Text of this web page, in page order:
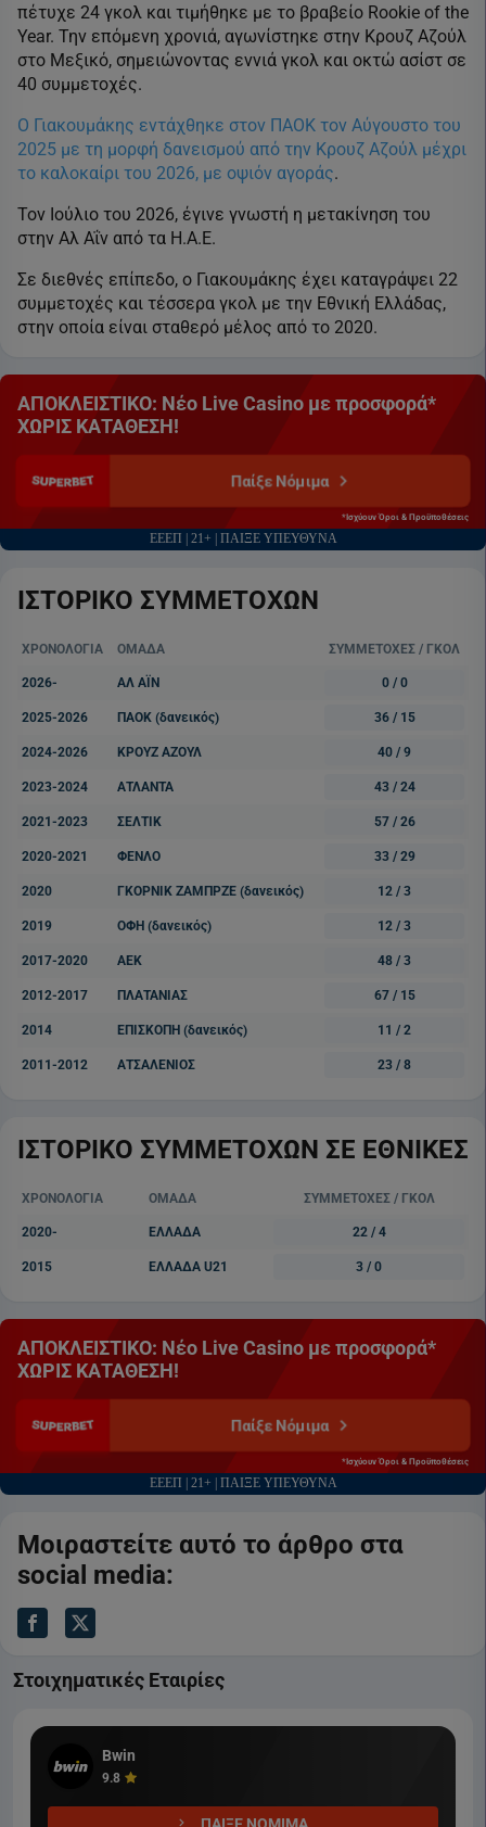
πέτυχε 24 γκολ και τιμήθηκε με το βραβείο Rookie of the
Year. Την επόμενη χρονιά, αγωνίστηκε στην Κρουζ Αζούλ
στο Μεξικό, σημειώνοντας εννιά γκολ και οκτώ ασίστ σε
40 συμμετοχές.
Ο Γιακουμάκης εντάχθηκε στον ΠΑΟΚ τον Αύγουστο του
2025 με τη μορφή δανεισμού από την Κρουζ Αζούλ μέχρι
το καλοκαίρι του 2026, με οψιόν αγοράς.
Τον Ιούλιο του 2026, έγινε γνωστή η μετακίνηση του
στην Αλ Αΐν από τα Η.Α.Ε.
Σε διεθνές επίπεδο, ο Γιακουμάκης έχει καταγράψει 22
συμμετοχές και τέσσερα γκολ με την Εθνική Ελλάδας,
στην οποία είναι σταθερό μέλος από το 2020.
ΑΠΟΚΛΕΙΣΤΙΚΟ: Νέο Live Casino με προσφορά*
ΧΩΡΙΣ ΚΑΤΑΘΕΣΗ!
Παίξε Νόμιμα
*Ισχύουν Όροι & Προϋποθέσεις
ΕΕΕΠ | 21+ | ΠΑΙΞΕ ΥΠΕΥΘΥΝΑ
ΙΣΤΟΡΙΚΟ ΣΥΜΜΕΤΟΧΩΝ
ΧΡΟΝΟΛΟΓΙΑ ΟΜΑΔΑ ΣΥΜΜΕΤΟΧΕΣ / ΓΚΟΛ
2026- ΑΛ ΑΪΝ 0 / 0
2025-2026 ΠΑΟΚ (δανεικός) 36 / 15
2024-2026 ΚΡΟΥΖ ΑΖΟΥΛ 40 / 9
2023-2024 ΑΤΛΑΝΤΑ 43 / 24
2021-2023 ΣΕΛΤΙΚ 57 / 26
2020-2021 ΦΕΝΛΟ 33 / 29
2020 ΓΚΟΡΝΙΚ ΖΑΜΠΡΖΕ (δανεικός) 12 / 3
2019 ΟΦΗ (δανεικός) 12 / 3
2017-2020 ΑΕΚ 48 / 3
2012-2017 ΠΛΑΤΑΝΙΑΣ 67 / 15
2014 ΕΠΙΣΚΟΠΗ (δανεικός) 11 / 2
2011-2012 ΑΤΣΑΛΕΝΙΟΣ 23 / 8
ΙΣΤΟΡΙΚΟ ΣΥΜΜΕΤΟΧΩΝ ΣΕ ΕΘΝΙΚΕΣ
ΧΡΟΝΟΛΟΓΙΑ ΟΜΑΔΑ ΣΥΜΜΕΤΟΧΕΣ / ΓΚΟΛ
2020- ΕΛΛΑΔΑ 22 / 4
2015 ΕΛΛΑΔΑ U21 3 / 0
ΑΠΟΚΛΕΙΣΤΙΚΟ: Νέο Live Casino με προσφορά*
ΧΩΡΙΣ ΚΑΤΑΘΕΣΗ!
Παίξε Νόμιμα
*Ισχύουν Όροι & Προϋποθέσεις
ΕΕΕΠ | 21+ | ΠΑΙΞΕ ΥΠΕΥΘΥΝΑ
Μοιραστείτε αυτό το άρθρο στα
social media:
Στοιχηματικές Εταιρίες
Bwin
9.8